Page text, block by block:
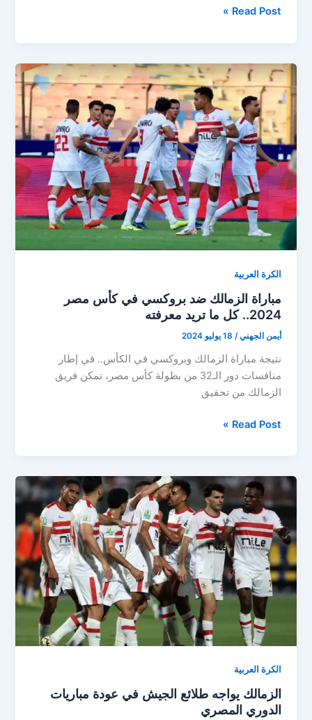
تعرف
التي
تنتظر
الأهلي
بعد
الانسحاب
من
مباراة
الزمالك
في
الدوري
المصري
Read Post »
الكرة العربية
مباراة الزمالك ضد بروكسي في كأس مصر
2024.. كل ما تريد معرفته
أيمن الجهني/ 18 يوليو 2024
نتيجة مباراة الزمالك وبروكسي في الكأس.. في إطار
منافسات دور الـ32 من بطولة كأس مصر، تمكن فريق
الزمالك من تحقيق
مباراة
بروكسي
في
كأس
مصر
2024..
كل
ما
تريد
معرفته
Read Post »
الكرة العربية
الزمالك يواجه طلائع الجيش في عودة مباريات
الدوري المصري